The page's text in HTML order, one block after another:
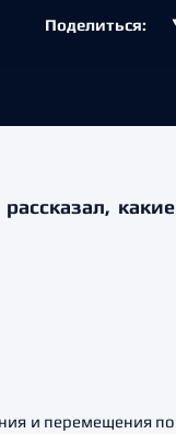
Поделиться:
какие
и перемещения по